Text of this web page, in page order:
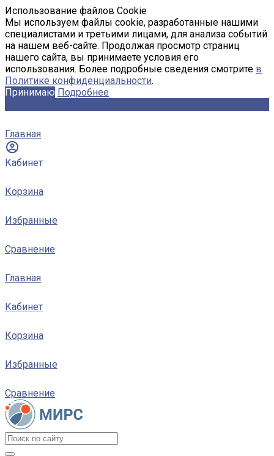
Использование файлов Cookie
Мы используем файлы cookie, разработанные нашими
специалистами и третьими лицами, для анализа событий
на нашем веб-сайте. Продолжая просмотр страниц
нашего сайта, вы принимаете условия его
использования. Более подробные сведения смотрите в
Политике конфиденциальности.
Принимаю Подробнее
Главная
Кабинет
Корзина
Избранные
Сравнение
Главная
Кабинет
Корзина
Избранные
Сравнение